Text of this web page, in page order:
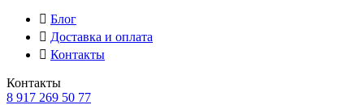
Блог
Доставка и оплата
Контакты
Контакты
8 917 269 50 77